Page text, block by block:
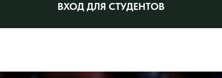
ВХОД ДЛЯ СТУДЕНТОВ